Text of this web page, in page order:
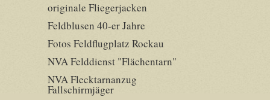
originale Fliegerjacken
Feldblusen 40-er Jahre
Fotos Feldflugplatz Rockau
NVA Felddienst "Flächentarn"
NVA Flecktarnanzug
Fallschirmjäger